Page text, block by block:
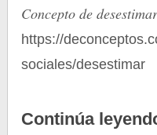
Concepto de
https://
sociales/desestimar
Continúa